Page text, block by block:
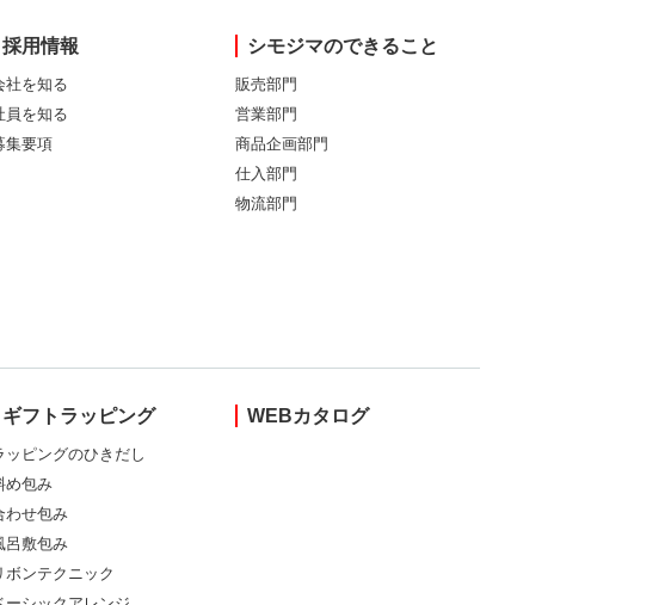
採用情報
社を知る
員を知る
集要項
シモジマのできること
販売部門
営業部門
商品企画部門
仕入部門
物流部門
ギフトラッピング
ッピングのひきだし
め包み
わせ包み
呂敷包み
ボンテクニック
WEBカタログ